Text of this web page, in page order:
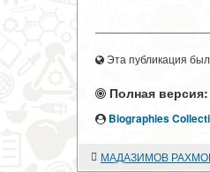
Эта публикация
Полная версия:
Biographies
МАДАЗИМОВ